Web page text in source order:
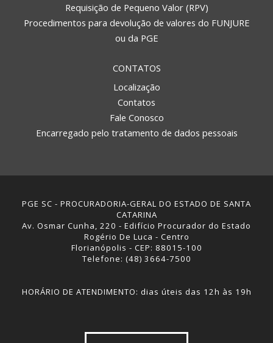
Requisição de Pequeno Valor (RPV)
Procedimentos para devolução de valores do FUNJURE
ou da PGE
CONTATOS
Localização
Contatos
Fale Conosco
Encarregado pelo tratamento de dados pessoais
PGE SC - PROCURADORIA-GERAL DO ESTADO DE SANTA
CATARINA
Av. Osmar Cunha, 220 - Edifício Procurador do Estado
Rogério De Luca - Centro
Florianópolis - CEP: 88015-100
Telefone: (48) 3664-7500
HORÁRIO DE ATENDIMENTO: dias úteis das 12h às 19h